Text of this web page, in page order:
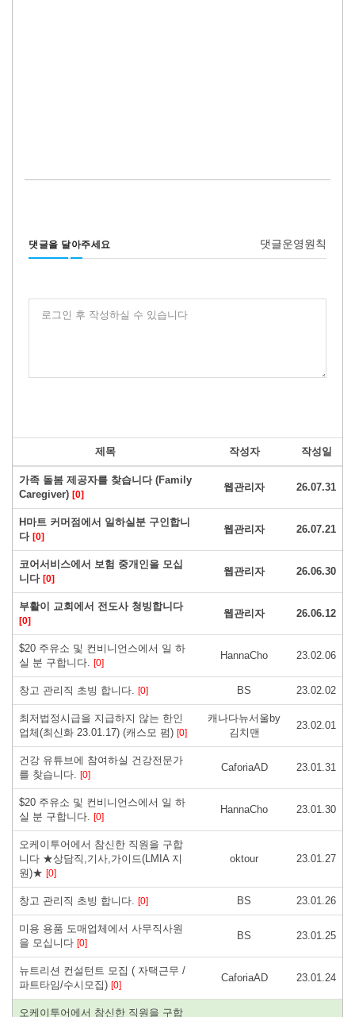
댓글을 달아주세요 댓글운영원칙
로그인 후 작성하실 수 있습니다
제목 작성자 작성일
가족 돌봄 제공자를 찾습니다 (Family
Caregiver) [0]
웹관리자 26.07.31
H마트 커머점에서 일하실분 구인합니
다 [0]
웹관리자 26.07.21
코어서비스에서 보험 중개인을 모십
니다 [0]
웹관리자 26.06.30
부활이 교회에서 전도사 청빙합니다
[0]
웹관리자 26.06.12
$20 주유소 및 컨비니언스에서 일 하
실 분 구합니다. [0]
HannaCho 23.02.06
창고 관리직 초빙 합니다. [0] BS 23.02.02
최저법정시급을 지급하지 않는 한인
업체(최신화 23.01.17) (캐스모 펌) [0]
캐나다뉴서울by
김치맨
23.02.01
건강 유튜브에 참여하실 건강전문가
를 찾습니다. [0]
CaforiaAD 23.01.31
$20 주유소 및 컨비니언스에서 일 하
실 분 구합니다. [0]
HannaCho 23.01.30
오케이투어에서 참신한 직원을 구합
니다 ★상담직,기사,가이드(LMIA 지
원)★ [0]
oktour 23.01.27
창고 관리직 초빙 합니다. [0] BS 23.01.26
미용 용품 도매업체에서 사무직사원
을 모십니다 [0]
BS 23.01.25
뉴트리션 컨설턴트 모집 ( 자택근무 /
파트타임/수시모집) [0]
CaforiaAD 23.01.24
오케이투어에서 참신한 직원을 구합